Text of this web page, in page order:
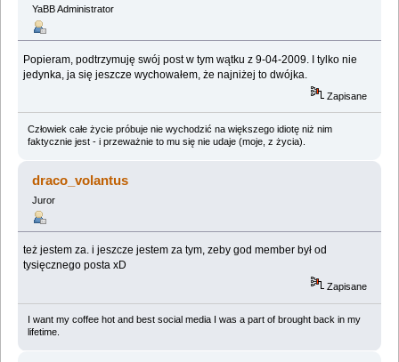
YaBB Administrator
Popieram, podtrzymuję swój post w tym wątku z 9-04-2009. I tylko nie
jedynka, ja się jeszcze wychowałem, że najniżej to dwójka.
Zapisane
Człowiek całe życie próbuje nie wychodzić na większego idiotę niż nim
faktycznie jest - i przeważnie to mu się nie udaje (moje, z życia).
draco_volantus
Juror
też jestem za. i jeszcze jestem za tym, zeby god member był od
tysięcznego posta xD
Zapisane
I want my coffee hot and best social media I was a part of brought back in my
lifetime.